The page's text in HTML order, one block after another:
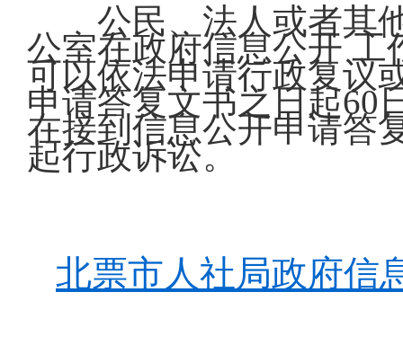
公民、法人或者其
公室在政府信息公开
可以依法申请行政复议
申请答复文书之日起60
在接到信息公开申请答
起行政诉讼。
北票市人社局政府信